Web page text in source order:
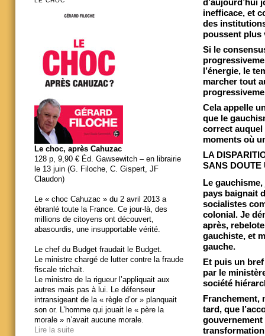
d’aujourd’hui
inefficace, et
des
poussent plus
Si le
l’énergie, le
marcher tout
Cela appelle
que le
correct auquel
moments où
LA
SANS DOUTE
Le gauchisme,
pays baignait
socialistes
colonial. Je
après,
gauchiste, et
gauche.
Et puis un
par le
société
Franchement,
tard, que
Le choc, après Cahuzac
128 p, 9,90 € Éd. Gawsewitch – en librairie
le 13 juin (G. Filoche, C. Gispert, JF
Claudon)
Le « choc Cahuzac » du 2 avril 2013 a
ébranlé toute la France. Ce jour-là, des
millions de citoyens ont découvert,
abasourdis, une insupportable vérité.
Le chef du Budget fraudait le Budget.
Le ministre chargé de lutter contre la fraude
fiscale trichait.
Le ministre de la rigueur l’appliquait aux
autres mais pas à lui. Le défenseur
intransigeant de la « règle d’or » planquait
son or. L’homme qui jouait le « père la
morale » n’avait aucune morale.
Lire la suite